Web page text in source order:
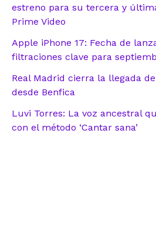
estreno para su tercera y
Prime Video
Apple iPhone 17: Fecha de
filtraciones clave para
Real Madrid cierra la llegada
desde Benfica
Luvi Torres: La voz ancestral
con el método ‘Cantar sana’